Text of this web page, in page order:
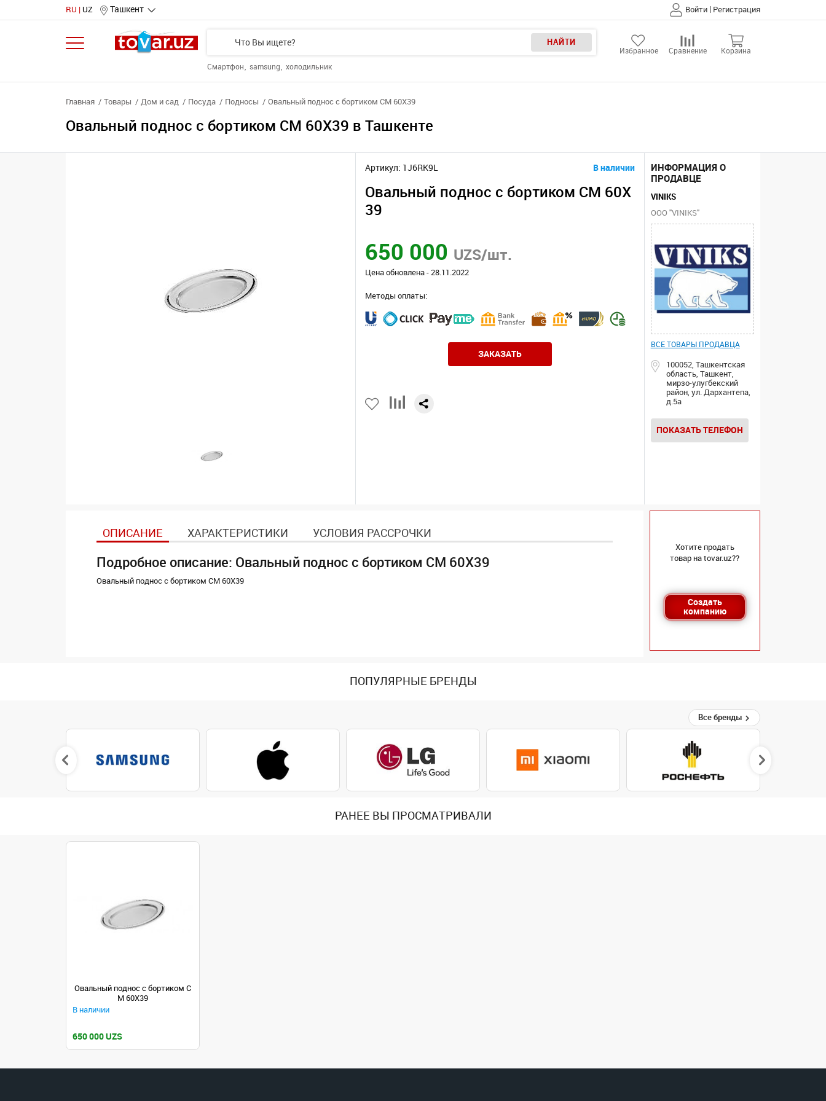
RU UZ Ташкент Войти | Регистрация
НАЙТИ
Смартфон samsung холодильник
Избранное Сравнение Корзина
Главная Товары Дом и сад Посуда Подносы Овальный поднос с бортиком CM 60X39
Овальный поднос с бортиком CM 60X39 в Ташкенте
Артикул: 1J6RK9L В наличии
Овальный поднос с бортиком CM 60X
39
650 000 UZS/шт.
Цена обновлена - 28.11.2022
Методы оплаты:
ЗАКАЗАТЬ
ИНФОРМАЦИЯ О
ПРОДАВЦЕ
VINIKS
ООО "VINIKS"
ВСЕ ТОВАРЫ ПРОДАВЦА
100052, Ташкентская
область, Ташкент,
мирзо-улугбекский
район, ул. Дархантепа,
д.5а
ПОКАЗАТЬ ТЕЛЕФОН
ОПИСАНИЕ ХАРАКТЕРИСТИКИ УСЛОВИЯ РАССРОЧКИ
Подробное описание: Овальный поднос с бортиком CM 60X39
Овальный поднос с бортиком CM 60X39
Хотите продать
товар на tovar.uz??
Создать
компанию
ПОПУЛЯРНЫЕ БРЕНДЫ
Все бренды
РАНЕЕ ВЫ ПРОСМАТРИВАЛИ
Овальный поднос с бортиком C
M 60X39
В наличии
650 000 UZS